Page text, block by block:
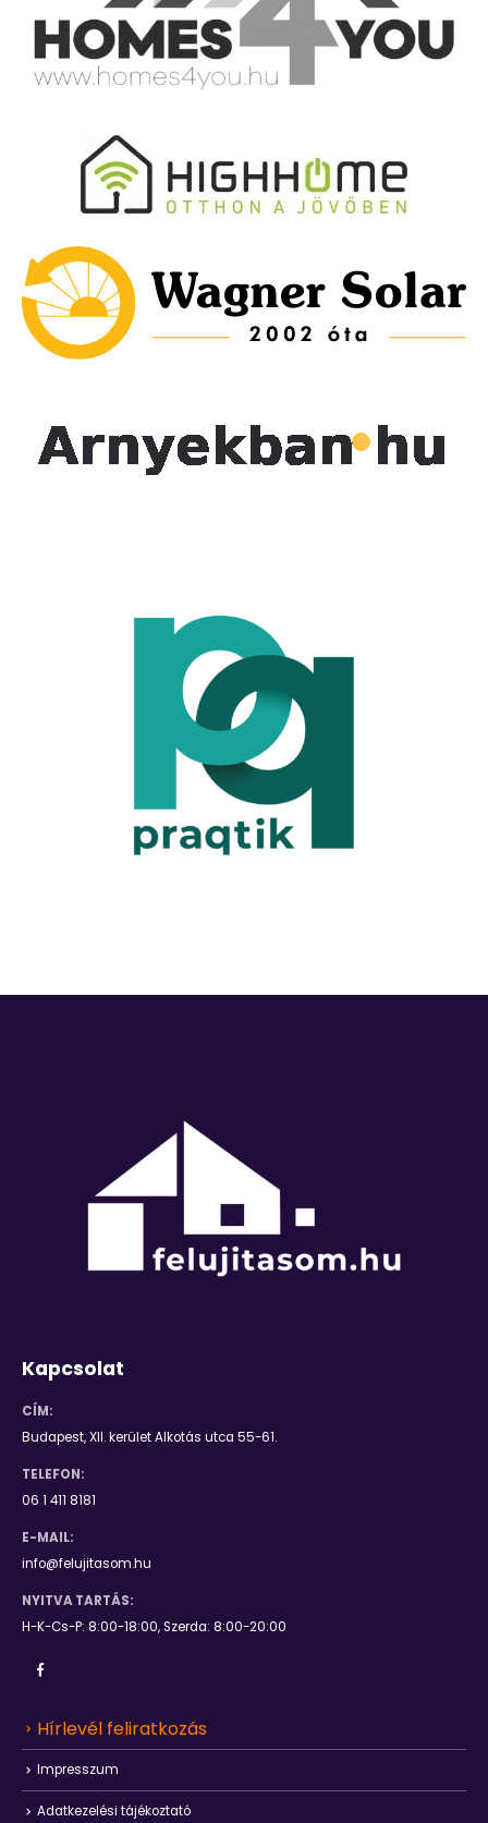
Kapcsolat
CÍM:
Budapest, XII. kerület Alkotás utca 55-61.
TELEFON:
06 1 411 8181
E-MAIL:
info@felujitasom.hu
NYITVA TARTÁS:
H-K-Cs-P: 8:00-18:00, Szerda: 8:00-20:00
Hírlevél feliratkozás
Impresszum
Adatkezelési tájékoztató